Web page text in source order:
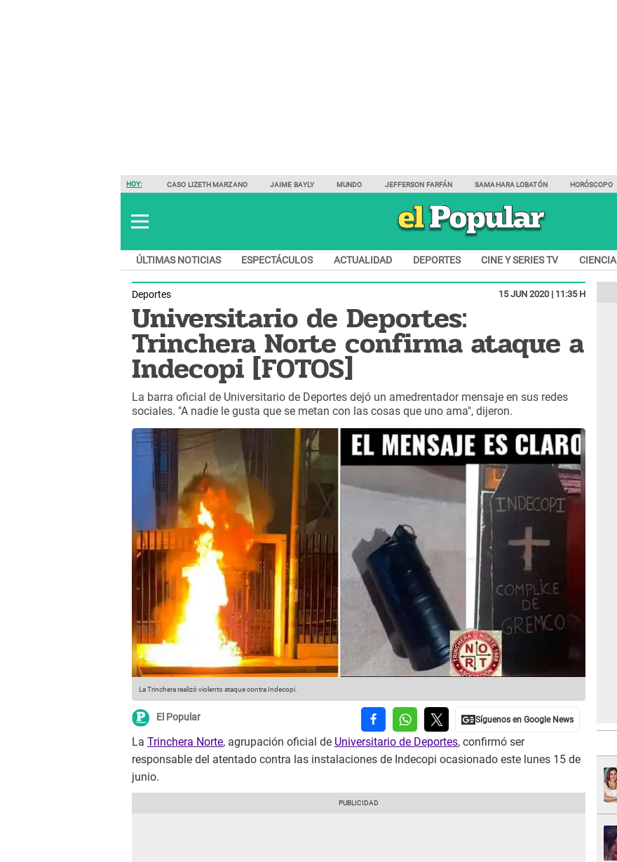
HOY: CASO LIZETH MARZANO JAIME BAYLY MUNDO JEFFERSON FARFÁN SAMAHARA LOBATÓN HORÓSCOPO
ÚLTIMAS NOTICIAS ESPECTÁCULOS ACTUALIDAD DEPORTES CINE Y SERIES TV CIENCIA
Deportes 15 JUN 2020 | 11:35 H
Universitario de Deportes:
Trinchera Norte confirma ataque a
Indecopi [FOTOS]
La barra oficial de Universitario de Deportes dejó un amedrentador mensaje en sus redes
sociales. "A nadie le gusta que se metan con las cosas que uno ama", dijeron.
La Trinchera realizó violento ataque contra Indecopi.
El Popular
La Trinchera Norte, agrupación oficial de Universitario de Deportes, confirmó ser
responsable del atentado contra las instalaciones de Indecopi ocasionado este lunes 15 de
junio.